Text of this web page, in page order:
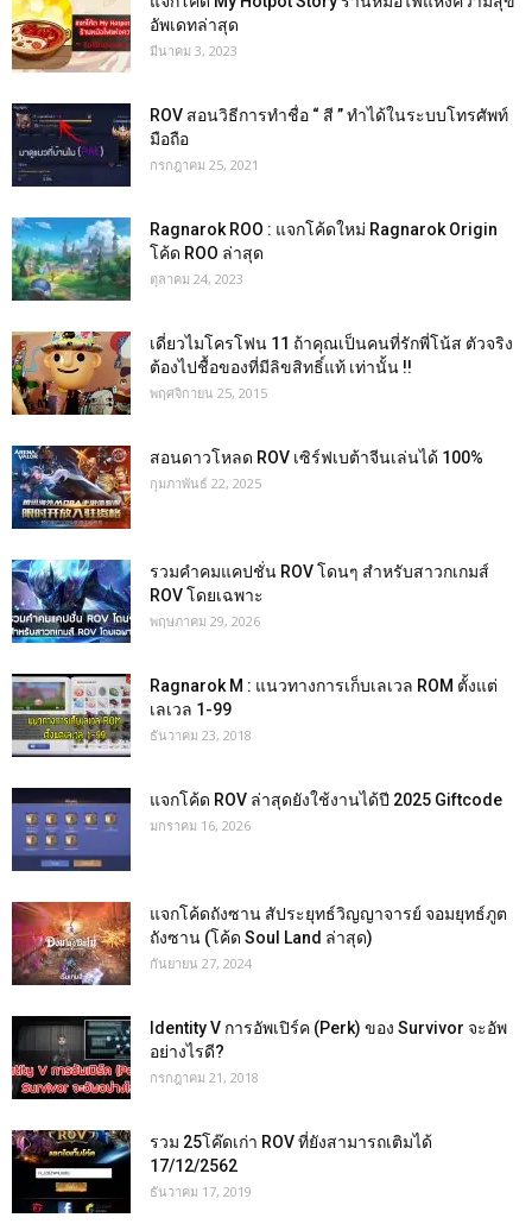
อัพเดทล่าสุด
มีนาคม 3, 2023
ROV สอนวิธีการทำชื่อ “ สี ” ทำได้ในระบบโทรศัพท์
มือถือ
กรกฎาคม 25, 2021
Ragnarok ROO : แจกโค้ดใหม่ Ragnarok Origin
โค้ด ROO ล่าสุด
ตุลาคม 24, 2023
เดี่ยวไมโครโฟน 11 ถ้าคุณเป็นคนที่รักพี่โน้ส ตัวจริง
ต้องไปชื้อของที่มีลิขสิทธิ์แท้ เท่านั้น !!
พฤศจิกายน 25, 2015
สอนดาวโหลด ROV เซิร์ฟเบต้าจีนเล่นได้ 100%
กุมภาพันธ์ 22, 2025
รวมคำคมแคปชั่น ROV โดนๆ สำหรับสาวกเกมส์
ROV โดยเฉพาะ
พฤษภาคม 29, 2026
Ragnarok M : แนวทางการเก็บเลเวล ROM ตั้งแต่
เลเวล 1-99
ธันวาคม 23, 2018
แจกโค้ด ROV ล่าสุดยังใช้งานได้ปี 2025 Giftcode
มกราคม 16, 2026
แจกโค้ดถังซาน สัประยุทธ์วิญญาจารย์ จอมยุทธ์ภูต
ถังซาน (โค้ด Soul Land ล่าสุด)
กันยายน 27, 2024
Identity V การอัพเปิร์ค (Perk) ของ Survivor จะอัพ
อย่างไรดี?
กรกฎาคม 21, 2018
รวม 25โค๊ดเก่า ROV ที่ยังสามารถเติมได้
17/12/2562
ธันวาคม 17, 2019